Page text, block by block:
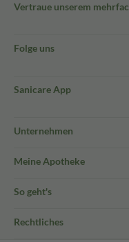
Vertraue unserem
Folge uns
Sanicare App
Unternehmen
Meine Apotheke
So geht's
Rechtliches